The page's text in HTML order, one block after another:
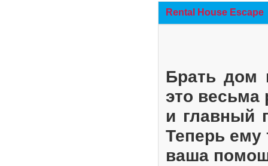
Rental House Escape
Брать дом
это весьма
и главный
Теперь ему
ваша